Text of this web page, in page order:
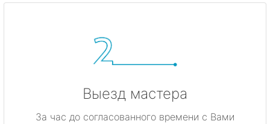
Выезд мастера
За час до согласованного времени с Вами